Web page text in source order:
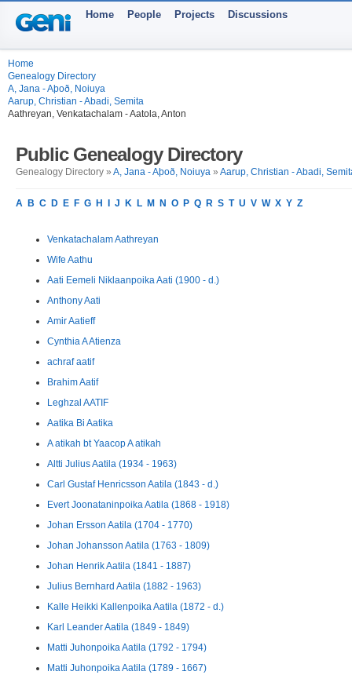
Home People Projects Discussions
Home
Genealogy Directory
A, Jana - Aþoð, Noiuya
Aarup, Christian - Abadi, Semita
Aathreyan, Venkatachalam - Aatola, Anton
Public Genealogy Directory
Genealogy Directory » A, Jana - Aþoð, Noiuya » Aarup, Christian - Abadi,
A B C D E F G H J K L M N O P Q R S T U V W X Y Z
Venkatachalam Aathreyan
Wife Aathu
Aati Eemeli Niklaanpoika Aati (1900 - d.)
Anthony Aati
Amir Aatieff
Cynthia A Atienza
achraf aatif
Brahim Aatif
Leghzal AATIF
Aatika Bi Aatika
A atikah bt Yaacop A atikah
Altti Julius Aatila (1934 - 1963)
Carl Gustaf Henricsson Aatila (1843 - d.)
Evert Joonataninpoika Aatila (1868 - 1918)
Johan Ersson Aatila (1704 - 1770)
Johan Johansson Aatila (1763 - 1809)
Johan Henrik Aatila (1841 - 1887)
Julius Bernhard Aatila (1882 - 1963)
Kalle Heikki Kallenpoika Aatila (1872 - d.)
Karl Leander Aatila (1849 - 1849)
Matti Juhonpoika Aatila (1792 - 1794)
Matti Juhonpoika Aatila (1789 - 1667)